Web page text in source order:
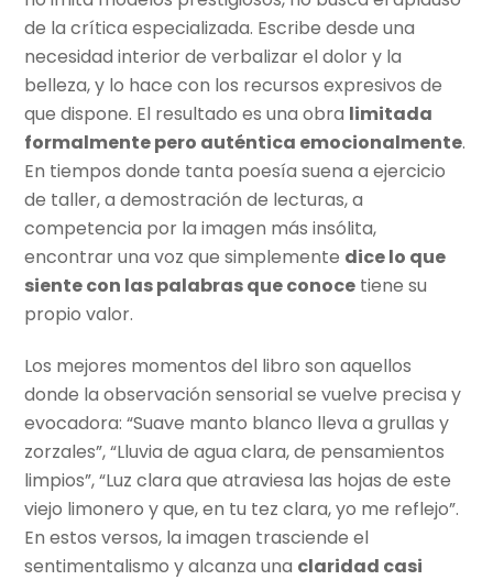
de la crítica especializada. Escribe desde una
necesidad interior de verbalizar el dolor y la
belleza, y lo hace con los recursos expresivos de
que dispone. El resultado es una obra limitada
formalmente pero auténtica emocionalmente.
En tiempos donde tanta poesía suena a ejercicio
de taller, a demostración de lecturas, a
competencia por la imagen más insólita,
encontrar una voz que simplemente dice lo que
siente con las palabras que conoce tiene su
propio valor.
Los mejores momentos del libro son aquellos
donde la observación sensorial se vuelve precisa y
evocadora: “Suave manto blanco lleva a grullas y
zorzales”, “Lluvia de agua clara, de pensamientos
limpios”, “Luz clara que atraviesa las hojas de este
viejo limonero y que, en tu tez clara, yo me reflejo”.
En estos versos, la imagen trasciende el
sentimentalismo y alcanza una claridad casi